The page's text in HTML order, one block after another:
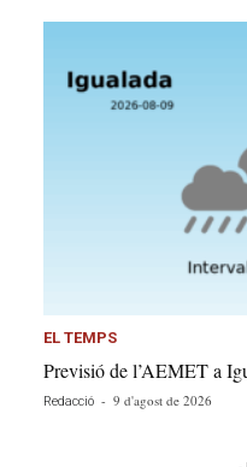
EL TEMPS
Previsió de l’AEMET a
Redacció - 9 d'agost de 2026